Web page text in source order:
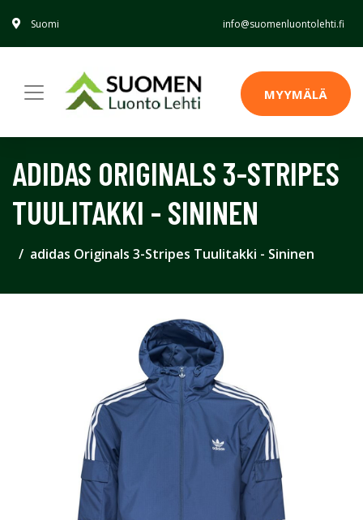
Suomi info@suomenluontolehti.fi
MYYMÄLÄ
ADIDAS ORIGINALS 3-STRIPES
TUULITAKKI - SININEN
adidas Originals 3-Stripes Tuulitakki - Sininen